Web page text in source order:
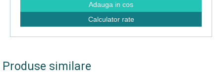
Adauga in cos
Calculator rate
Produse similare